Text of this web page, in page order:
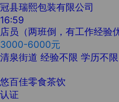
冠县瑞熙包装有限公司
16:59
店员（两班倒，有工作经验
3000-6000元
清泉街道 经验不限 学历不限
悠百佳零食茶饮
认证